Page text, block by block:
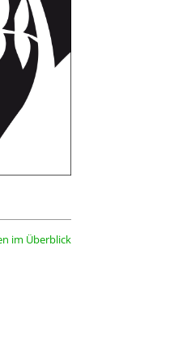
im Überblick